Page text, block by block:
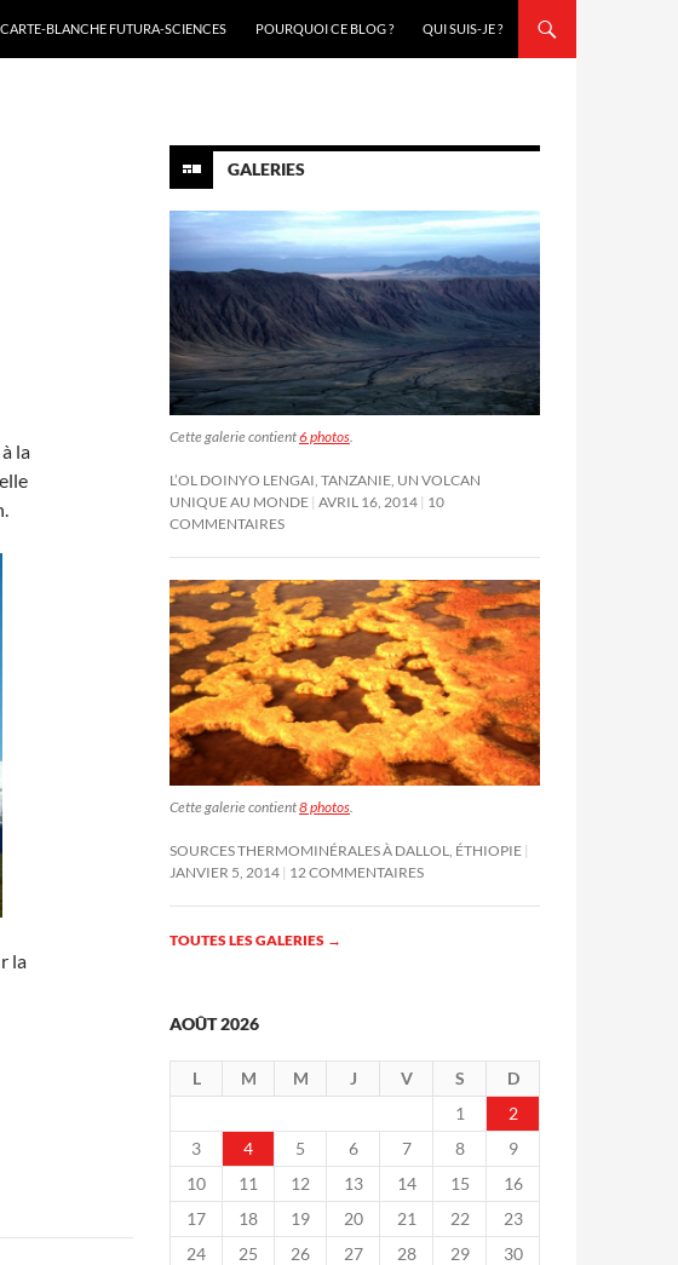
BLANCHE FUTURA-SCIENCES
POURQUOI CE BLOG ? QUI SUIS-JE ?
la
la
GALERIES
Cette galerie contient6 photos.
L’OL DOINYO LENGAI, TANZANIE, UN VOLCAN
UNIQUE AU MONDE AVRIL 16, 2014 10
COMMENTAIRES
Cette galerie contient8 photos
SOURCES THERMOMINÉRALES À DALLOL, ÉTHIOPIE
JANVIER 5, 2014 12 COMMENTAIRES
TOUTES LES GALERIES →
AOÛT 2026
L M M J V S
D
1
2
3
4 5 6 7 8
9
10
11 12 13 14 15
16
17
18 19 20 21 22
23
24
25 26 27 28 29
30